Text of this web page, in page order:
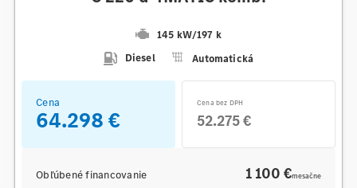
145 kW/197 k
Diesel
Automatická
Cena
64.298 €
Cena bez DPH
52.275 €
Obľúbené financovanie 1 100 €mesačne